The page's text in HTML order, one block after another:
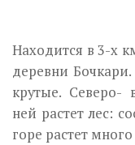
Находится в 3-х
деревни
крутые. Северо-
ней растет лес:
горе растет